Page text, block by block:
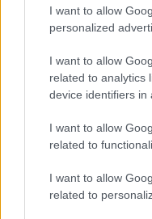
I want to allow
personalized
I want to allow
related to analytics
device identifiers in
I want to allow
related to
I want to allow
related to